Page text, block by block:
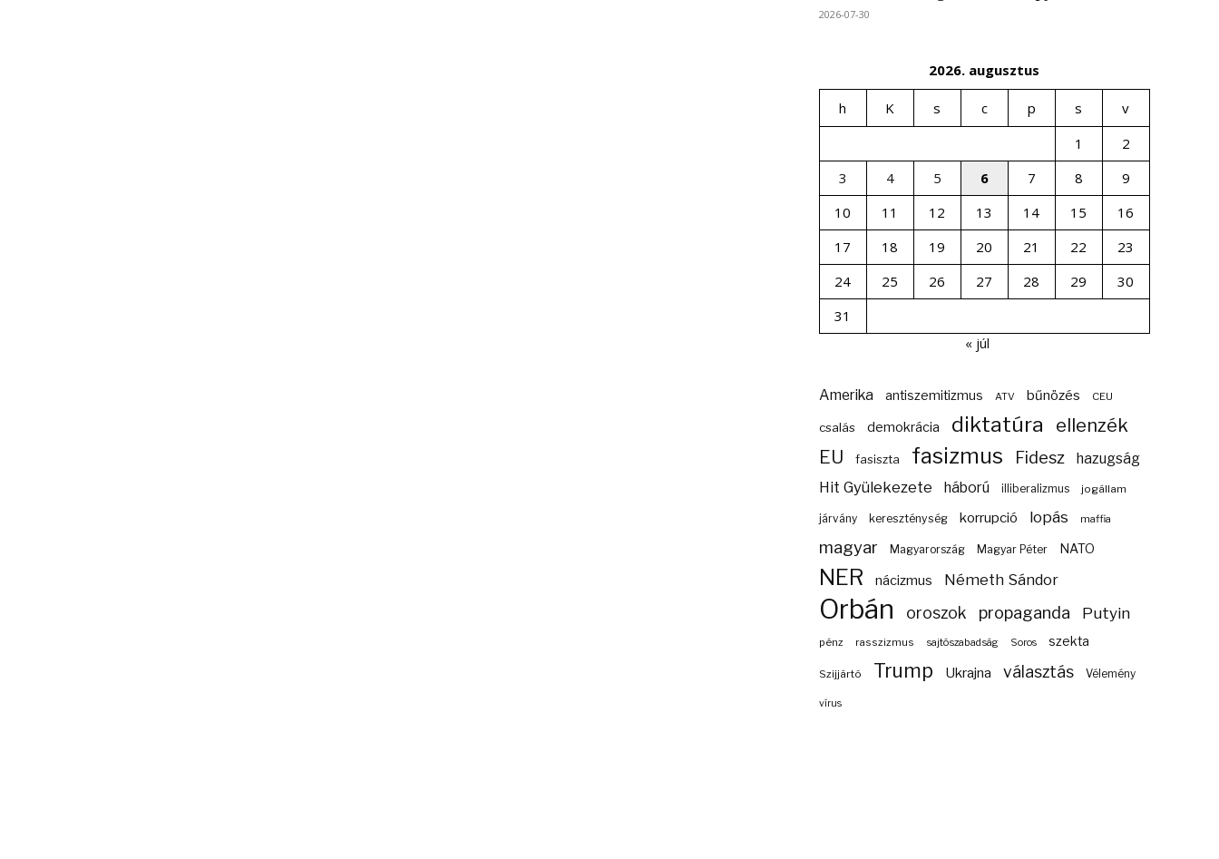
2026-07-30
2026. augusztus
h K s c p s
v
1
2
3
4 5 6 7 8
9
10
11 12 13 14 15
16
17
18 19 20 21 22
23
24
25 26 27 28 29
30
31
« júl
Amerika antiszemitizmus ATV bűnözés CEU
csalás demokrácia diktatúra ellenzék
EU fasiszta fasizmus Fidesz hazugság
Hit Gyülekezete háború illiberalizmus jogállam
járvány kereszténység korrupció lopás maffia
magyar Magyarország Magyar Péter NATO
NER nácizmus Németh Sándor
Orbán oroszok propaganda Putyin
pénz rasszizmus sajtószabadság Soros szekta
Szijjártó Trump Ukrajna választás Vélemény
vírus